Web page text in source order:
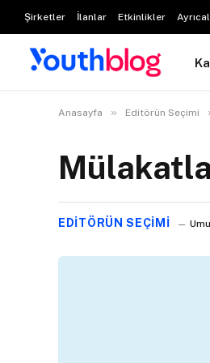
Şirketler İlanlar Etkinlikler
Anasayfa » Editörün Seçimi
EDITÖRÜN SEÇIMI